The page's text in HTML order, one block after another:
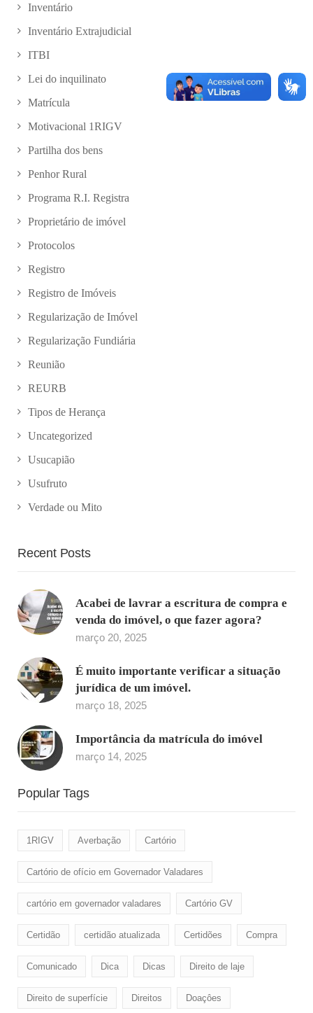
Inventário
Inventário Extrajudicial
ITBI
Lei do inquilinato
Matrícula
Motivacional 1RIGV
Partilha dos bens
Penhor Rural
Programa R.I. Registra
Proprietário de imóvel
Protocolos
Registro
Registro de Imóveis
Regularização de Imóvel
Regularização Fundiária
Reunião
REURB
Tipos de Herança
Uncategorized
Usucapião
Usufruto
Verdade ou Mito
Recent Posts
Acabei de lavrar a escritura de compra e
venda do imóvel, o que fazer agora?
março 20, 2025
É muito importante verificar a situação
jurídica de um imóvel.
março 18, 2025
Importância da matrícula do imóvel
março 14, 2025
Popular Tags
1RIGV Averbação Cartório
Cartório de ofício em Governador Valadares
cartório em governador valadares Cartório GV
Certidão certidão atualizada Certidões Compra
Comunicado Dica Dicas Direito de laje
Direito de superfície Direitos Doaçôes